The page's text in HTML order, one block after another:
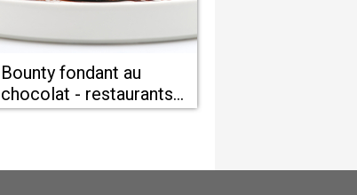
Bounty fondant au
chocolat - restaurants
de Béziers - Le Bistrot